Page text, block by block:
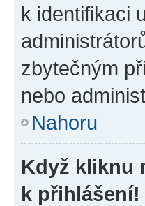
k identifikaci
zbytečným
nebo
Nahoru
Když kliknu
k přihlášení!